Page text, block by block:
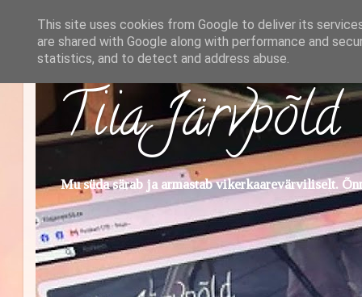
Tiia Järvpõld
Mu süda särab ja armastab vikerkaarevärviliselt.
This site uses cookies from Google to deliver its
are shared with Google along with performance and
statistics, and to detect and address abuse.